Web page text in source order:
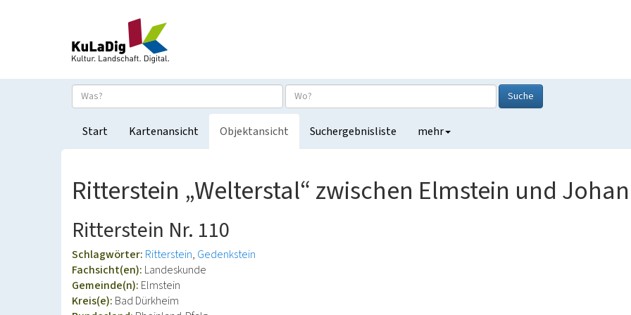
Suche
Start Kartenansicht Objektansicht Suchergebnisliste mehr
Ritterstein „Welterstal“ zwischen Elmstein und
Ritterstein Nr. 110
Schlagwörter: Ritterstein Gedenkstein
Fachsicht(en): Landeskunde
Gemeinde(n): Elmstein
Kreis(e): Bad Dürkheim